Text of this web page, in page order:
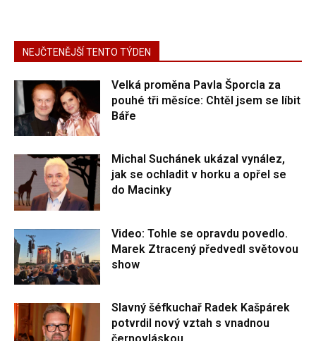
NEJČTENĚJŠÍ TENTO TÝDEN
Velká proměna Pavla Šporcla za
pouhé tři měsíce: Chtěl jsem se líbit
Báře
Michal Suchánek ukázal vynález,
jak se ochladit v horku a opřel se
do Macinky
Video: Tohle se opravdu povedlo.
Marek Ztracený předvedl světovou
show
Slavný šéfkuchař Radek Kašpárek
potvrdil nový vztah s vnadnou